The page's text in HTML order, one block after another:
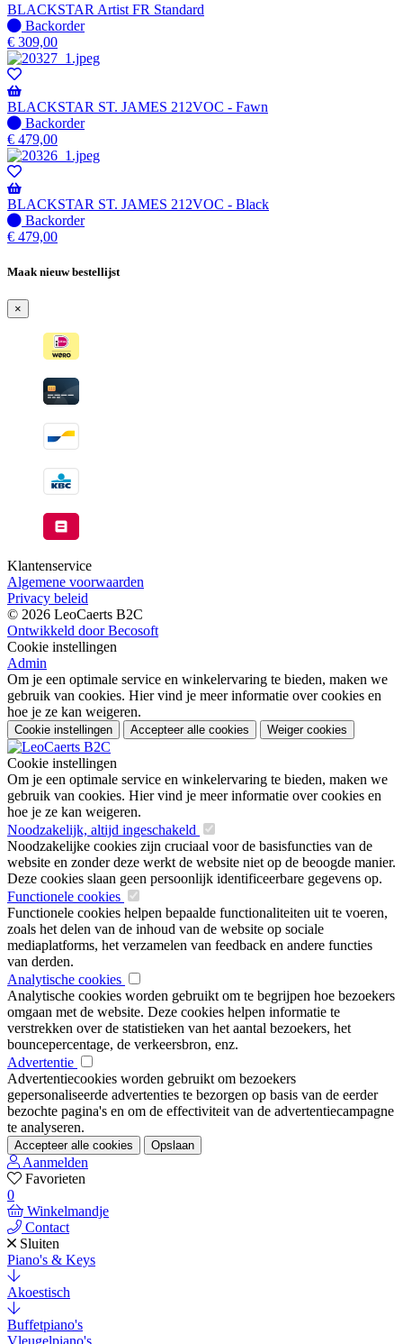
BLACKSTAR Artist FR Standard
Niet
op
voorraad
-
Wordt
verzonden
wanneer
beschikbaar
Backorder
€ 309,00
BLACKSTAR ST. JAMES 212VOC - Fawn
Niet
op
voorraad
-
Wordt
verzonden
wanneer
beschikbaar
Backorder
€ 479,00
BLACKSTAR ST. JAMES 212VOC - Black
Niet
op
-
verzonden
wanneer
beschikbaar
Backorder
€ 479,00
Maak nieuw bestellijst
×
Klantenservice
Algemene voorwaarden
Privacy beleid
© 2026 LeoCaerts B2C
Ontwikkeld door Becosoft
Cookie instellingen
Admin
Om je een optimale service en winkelervaring te bieden, maken we
gebruik van cookies. Hier vind je meer informatie over cookies en
hoe je ze kan weigeren.
Cookie instellingen Accepteer alle cookies Weiger cookies
Cookie instellingen
Om je een optimale service en winkelervaring te bieden, maken we
gebruik van cookies. Hier vind je meer informatie over cookies en
hoe je ze kan weigeren.
Noodzakelijk, altijd ingeschakeld
Noodzakelijke cookies zijn cruciaal voor de basisfuncties van de
website en zonder deze werkt de website niet op de beoogde manier.
Deze cookies slaan geen persoonlijk identificeerbare gegevens op.
Functionele cookies
Functionele cookies helpen bepaalde functionaliteiten uit te voeren,
zoals het delen van de inhoud van de website op sociale
mediaplatforms, het verzamelen van feedback en andere functies
van derden.
Analytische cookies
Analytische cookies worden gebruikt om te begrijpen hoe bezoekers
omgaan met de website. Deze cookies helpen informatie te
verstrekken over de statistieken van het aantal bezoekers, het
bouncepercentage, de verkeersbron, enz.
Advertentie
Advertentiecookies worden gebruikt om bezoekers
gepersonaliseerde advertenties te bezorgen op basis van de eerder
bezochte pagina's en om de effectiviteit van de advertentiecampagne
te analyseren.
Accepteer alle cookies Opslaan
Aanmelden
Favorieten
0
Winkelmandje
Contact
Sluiten
Piano's & Keys
Akoestisch
Buffetpiano's